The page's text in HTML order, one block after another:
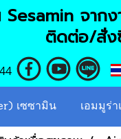
จาก
ติดต่อ/สั่ง
เซซามิน เอมมูร่